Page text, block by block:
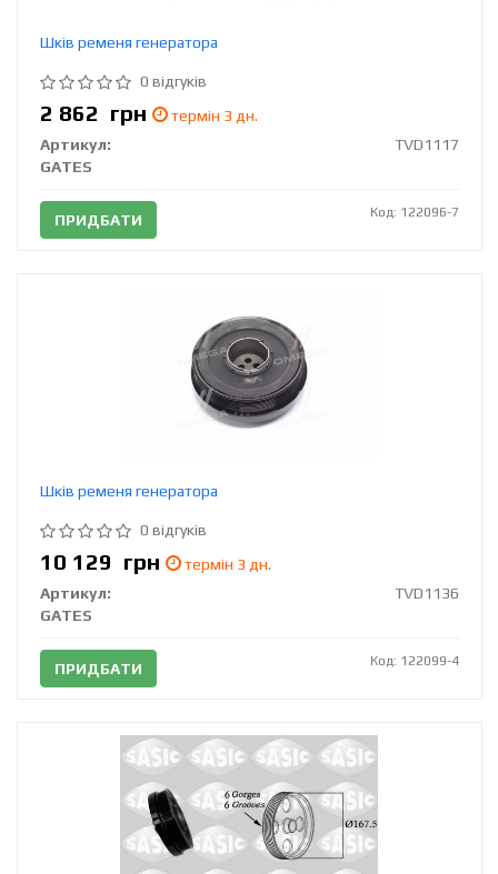
Шків ременя генератора
0 відгуків
2 862 грн
термін 3 дн.
Артикул:
TVD1117
GATES
ПРИДБАТИ Код: 122096-7
Шків ременя генератора
0 відгуків
10 129 грн
термін 3 дн.
Артикул:
TVD1136
GATES
ПРИДБАТИ Код: 122099-4